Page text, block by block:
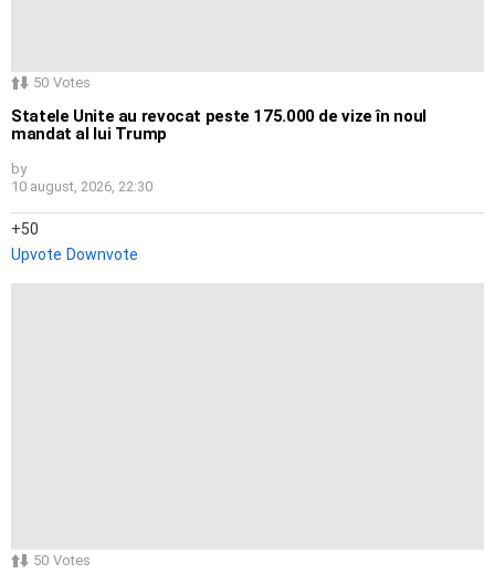
50 Votes
Statele Unite au revocat peste 175.000 de vize în noul
mandat al lui Trump
by
10 august, 2026, 22:30
50
Upvote Downvote
50 Votes